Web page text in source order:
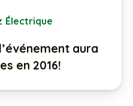
Électrique
aura
en 2016!